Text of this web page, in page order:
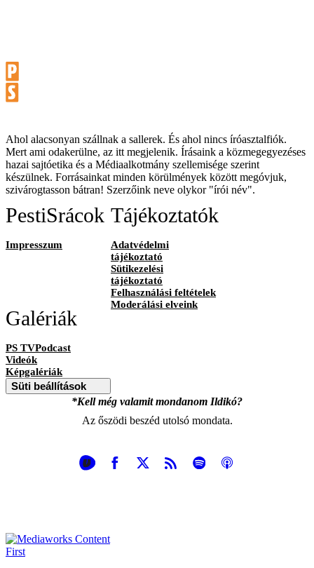
Ahol alacsonyan szállnak a sallerek. És ahol nincs íróasztalfiók.
Mert ami odakerülne, az itt megjelenik. Írásaink a közmegegyezéses
hazai sajtóetika és a Médiaalkotmány szellemisége szerint
készülnek. Forrásainkat minden körülmények között megóvjuk,
szivárogtasson bátran! Szerzőink neve olykor "írói név".
PestiSrácok
Impresszum
Tájékoztatók
Adatvédelmi
tájékoztató
Sütikezelési
tájékoztató
Felhasználási feltételek
Moderálási elveink
Galériák
PS TVPodcast
Videók
Képgalériák
Süti beállítások
*Kell még valamit mondanom Ildikó?
Az őszödi beszéd utolsó mondata.